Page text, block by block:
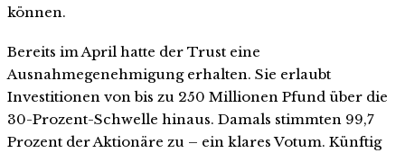
können.
Bereits im April hatte der Trust eine
Ausnahmegenehmigung erhalten. Sie erlaubt
Investitionen von bis zu 250 Millionen Pfund über die
30-Prozent-Schwelle hinaus. Damals stimmten 99,7
Prozent der Aktionäre zu – ein klares Votum. Künftig